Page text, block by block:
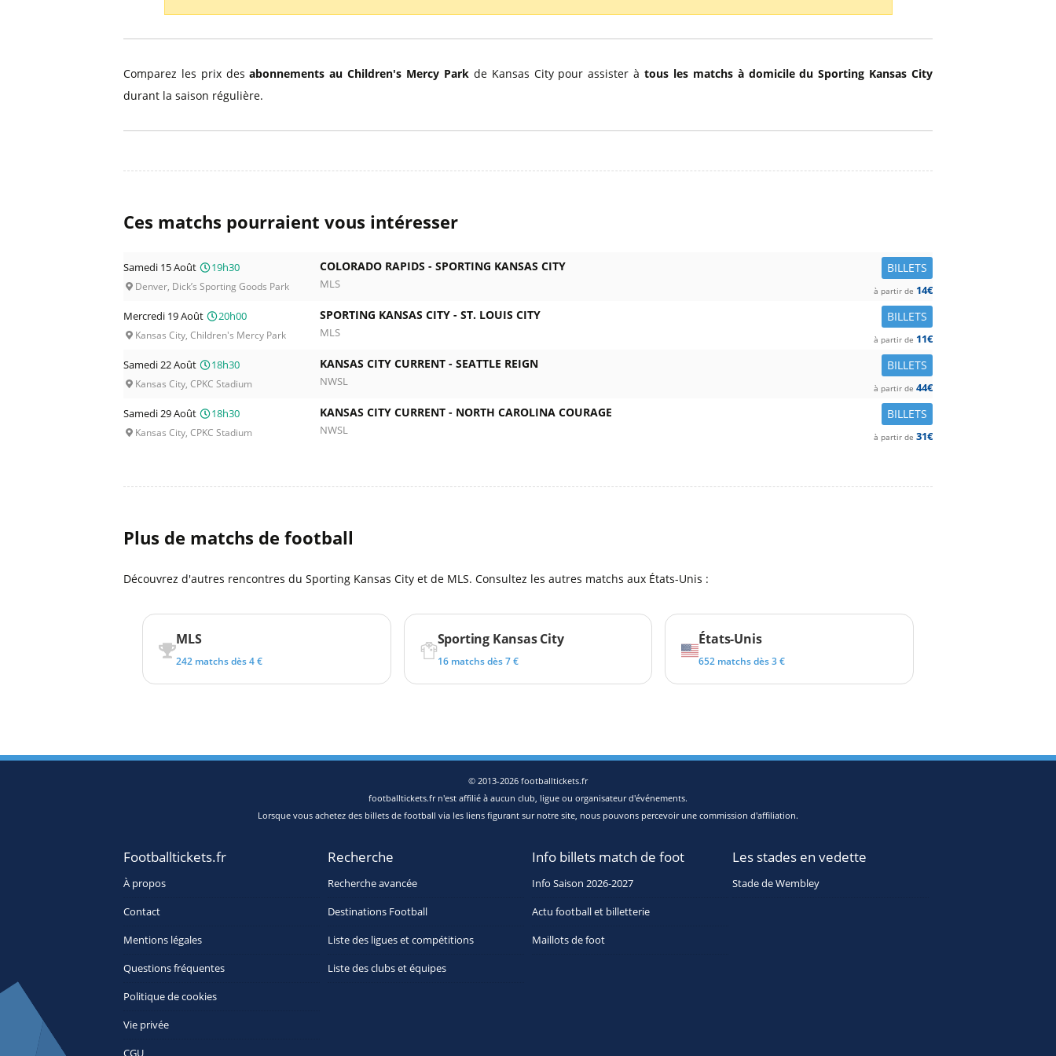
Billets Saudi Pro League
Comparez les prix desabonnements au Children's Mercy Parkde Kansas City pour assister àtous les matchs à domicile du Sporting Kansas City
durant la saison régulière.
Ces matchs pourraient vous intéresser
Samedi 15 Août 19h30
Denver, Dick’s Sporting Goods Park
BILLETS
COLORADO RAPIDS - SPORTING KANSAS CITY
MLS à partir de 14€
Mercredi 19 Août
20h00
Kansas City, Children's Mercy Park
BILLETS
SPORTING KANSAS CITY - ST. LOUIS CITY
MLS à partir de 11€
Samedi 22 Août
18h30
Kansas City, CPKC Stadium
BILLETS
KANSAS CITY CURRENT - SEATTLE REIGN
NWSL à partir de 44€
Samedi 29 Août
18h30
Kansas City, CPKC Stadium
BILLETS
KANSAS CITY CURRENT - NORTH CAROLINA COURAGE
NWSL à partir de 31€
Plus de matchs de football
Découvrez d'autres rencontres du Sporting Kansas City et de MLS. Consultez les autres matchs aux États-Unis :
MLS
242 matchs dès 4 €
Sporting Kansas City
16 matchs dès 7 €
États-Unis
652 matchs dès 3 €
© 2013-2026 footballtickets.fr
footballtickets.fr n'est affilié à aucun club, ligue ou organisateur d'événements.
Lorsque vous achetez des billets de football via les liens figurant sur notre site, nous pouvons percevoir une commission d'affiliation.
Footballtickets.fr
À propos
Contact
Mentions légales
Questions fréquentes
Politique de cookies
Vie privée
CGU
Recherche
Recherche avancée
Destinations Football
Liste des ligues et compétitions
Liste des clubs et équipes
Info billets match de foot
Info Saison 2026-2027
Actu football et billetterie
Maillots de foot
Les stades en vedette
Stade de Wembley